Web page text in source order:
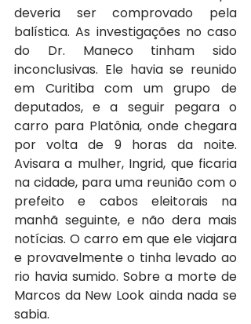
deveria ser comprovado pela
balística. As investigações no caso
do Dr. Maneco tinham sido
inconclusivas. Ele havia se reunido
em Curitiba com um grupo de
deputados, e a seguir pegara o
carro para Platônia, onde chegara
por volta de 9 horas da noite.
Avisara a mulher, Ingrid, que ficaria
na cidade, para uma reunião com o
prefeito e cabos eleitorais na
manhã seguinte, e não dera mais
notícias. O carro em que ele viajara
e provavelmente o tinha levado ao
rio havia sumido. Sobre a morte de
Marcos da New Look ainda nada se
sabia.